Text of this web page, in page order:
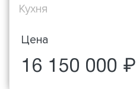
Кухня
Цена
16 150 000 ₽